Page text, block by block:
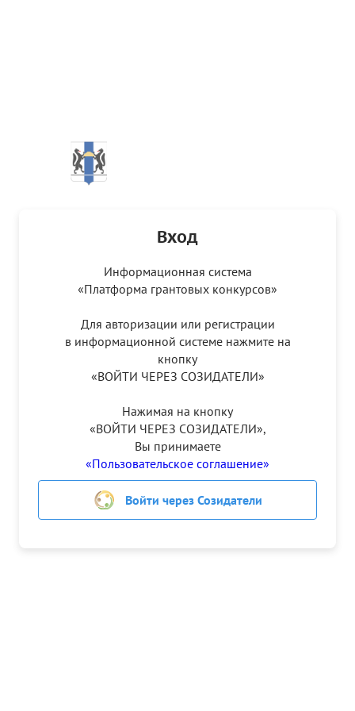
Войти
Вход
Информационная система
«Платформа грантовых конкурсов»
Для авторизации или регистрации
в информационной системе нажмите на
кнопку
«ВОЙТИ ЧЕРЕЗ СОЗИДАТЕЛИ»
Нажимая на кнопку
«ВОЙТИ ЧЕРЕЗ СОЗИДАТЕЛИ»,
Вы принимаете
«Пользовательское соглашение»
Войти через Созидатели